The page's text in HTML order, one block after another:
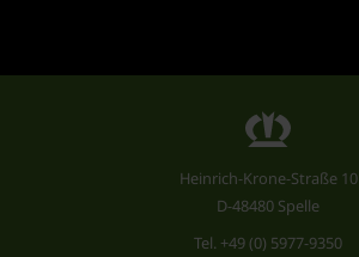
Heinrich-Krone-Straße 10
D-48480 Spelle
Tel. +49 (0) 5977-9350